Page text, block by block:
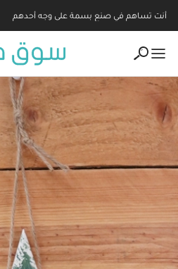
أنت تساهم في صنع بسمة على وجه أحدهم